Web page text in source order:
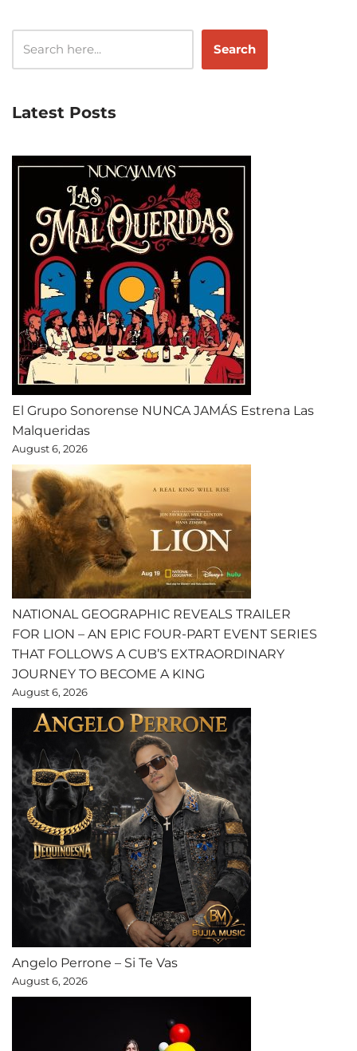
Search
Latest Posts
El Grupo Sonorense NUNCA JAMÁS Estrena Las
Malqueridas
August 6, 2026
NATIONAL GEOGRAPHIC REVEALS TRAILER
FOR LION – AN EPIC FOUR-PART EVENT SERIES
THAT FOLLOWS A CUB’S EXTRAORDINARY
JOURNEY TO BECOME A KING
August 6, 2026
Angelo Perrone – Si Te Vas
August 6, 2026